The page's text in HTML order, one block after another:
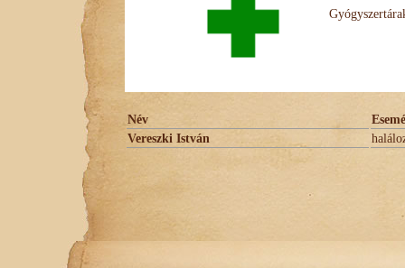
Név
Vereszki István